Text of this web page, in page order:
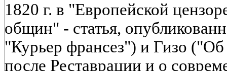
1820 г. в "Европейской
общин" - статья,
"Курьер франсез") и Гизо
после Реставрации и о